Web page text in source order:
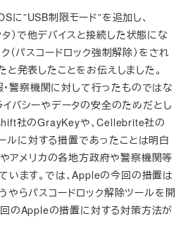
に”USB制限モード”を追加し、
）で他デバイスと接続した状態にな
（パスコードロック強制解除）をされ
発表したことをお伝えしました。
警察機関に対して行ったものではな
バシーやデータの安全のためだとし
社のGrayKeyや、Cellebrite社の
ルに対する措置であったことは明白
アメリカの各地方政府や警察機関等
います。では、Appleの今回の措置は
やらパスコードロック解除ツールを開
のAppleの措置に対する対策方法が